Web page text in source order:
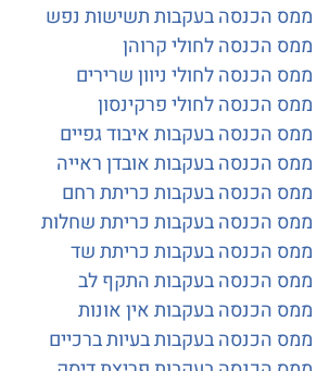
בעקבות תשישות נפש
לחולי קרוהן
לחולי ניוון שרירים
לחולי פרקינסון
בעקבות איבוד גפיים
בעקבות אובדן ראייה
בעקבות כריתת רחם
בעקבות כריתת שחלות
בעקבות כריתת שד
בעקבות התקף לב
בעקבות אין אונות
בעקבות בעיות ברכיים